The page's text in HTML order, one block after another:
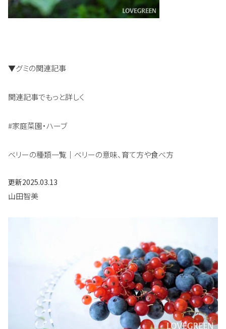
▼グミの関連記事
関連記事でもっと詳しく
#家庭菜園・ハーブ
ベリーの種類一覧｜ベリーの意味、育て方や食べ方
更新2025.03.13
山田智美